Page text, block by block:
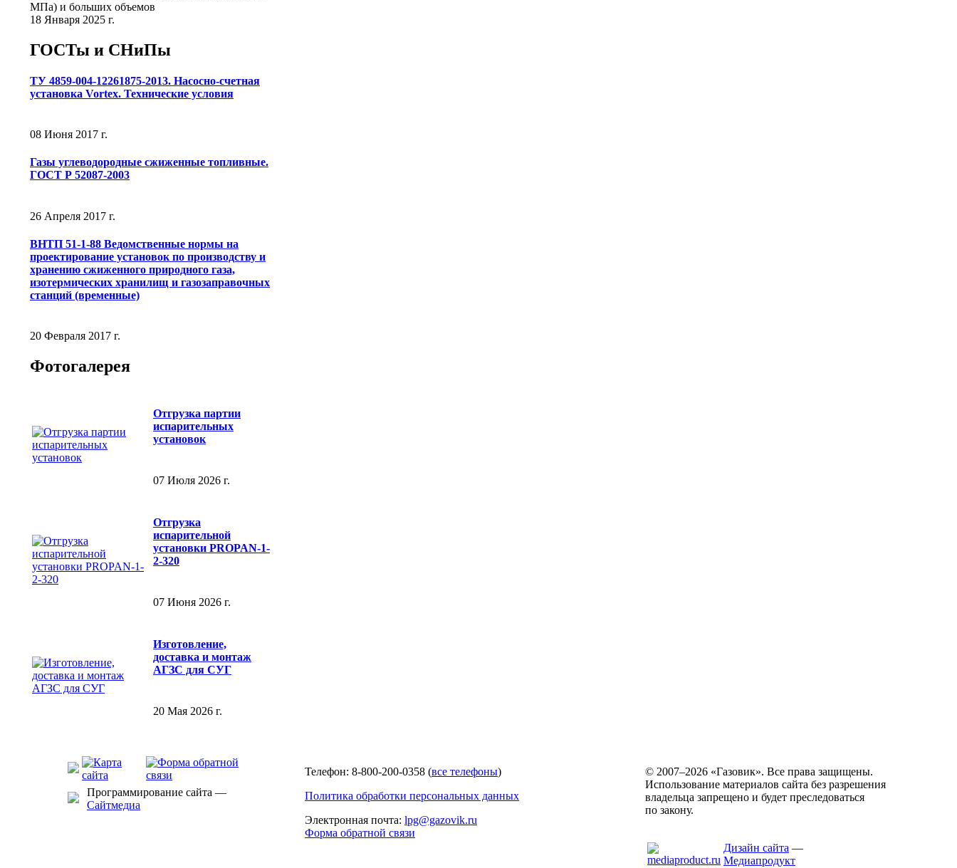
МПа) и больших объемов
18 Января 2025 г.
ГОСТы и СНиПы
ТУ 4859-004-12261875-2013. Насосно-счетная
установка Vortex. Технические условия
08 Июня 2017 г.
Газы углеводородные сжиженные топливные.
ГОСТ Р 52087-2003
26 Апреля 2017 г.
ВНТП 51-1-88 Ведомственные нормы на
проектирование установок по производству и
хранению сжиженного природного газа,
изотермических хранилищ и газозаправочных
станций (временные)
20 Февраля 2017 г.
Фотогалерея
Отгрузка партии
испарительных
установок
07 Июля 2026 г.
Отгрузка
испарительной
установки PROPAN-1-
2-320
07 Июня 2026 г.
Изготовление,
доставка и монтаж
АГЗС для СУГ
20 Мая 2026 г.
Программирование сайта —
Сайтмедиа
Телефон: 8-800-200-0358 (все телефоны)
Политика обработки персональных данных
Электронная почта: lpg@gazovik.ru
Форма обратной связи
© 2007–2026 «Газовик». Все права защищены.
Использование материалов сайта без разрешения
владельца запрещено и будет преследоваться
по закону.
Дизайн сайта —
Медиапродукт